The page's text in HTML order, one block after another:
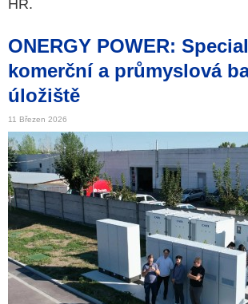
HR.
ONERGY POWER:
komerční a průmyslová
úložiště
11 Březen 2026